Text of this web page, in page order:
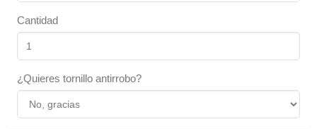
Cantidad
¿Quieres tornillo antirrobo?